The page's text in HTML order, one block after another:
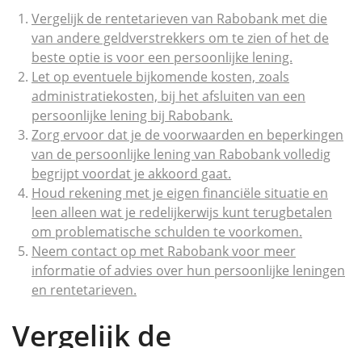
Vergelijk de rentetarieven van Rabobank met die
van andere geldverstrekkers om te zien of het de
beste optie is voor een persoonlijke lening.
Let op eventuele bijkomende kosten, zoals
administratiekosten, bij het afsluiten van een
persoonlijke lening bij Rabobank.
Zorg ervoor dat je de voorwaarden en beperkingen
van de persoonlijke lening van Rabobank volledig
begrijpt voordat je akkoord gaat.
Houd rekening met je eigen financiële situatie en
leen alleen wat je redelijkerwijs kunt terugbetalen
om problematische schulden te voorkomen.
Neem contact op met Rabobank voor meer
informatie of advies over hun persoonlijke leningen
en rentetarieven.
Vergelijk de